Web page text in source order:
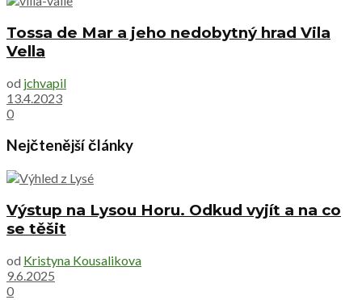
Tossa de Mar a jeho nedobytný hrad Vila
Vella
od jchvapil
13.4.2023
0
Nejčtenější články
Výstup na Lysou Horu. Odkud vyjít a na co
se těšit
od Kristyna Kousalikova
9.6.2025
0